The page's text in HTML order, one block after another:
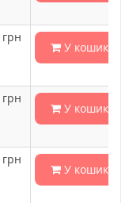
грн
У кошик
грн
У кошик
грн
У кошик